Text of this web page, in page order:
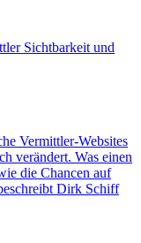
Sichtbarkeit und
Vermittler-Websites
verändert. Was einen
die Chancen auf
Dirk Schiff